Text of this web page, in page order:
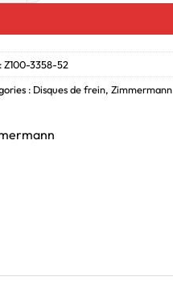
Z100-3358-52
: Disques de frein, Zimmermann